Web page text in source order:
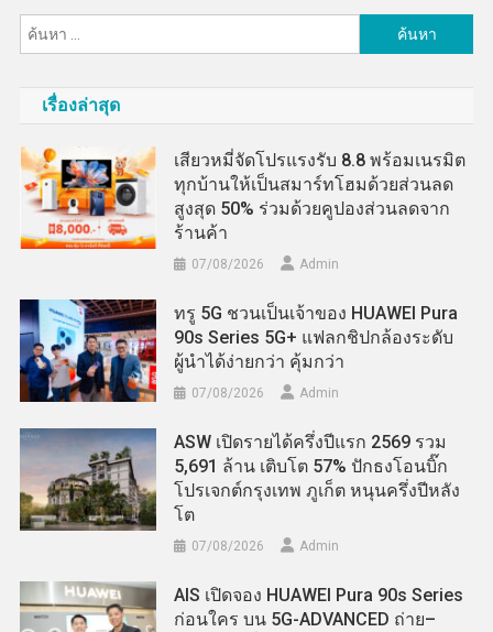
สำหรับ:
เรื่องล่าสุด
เสียวหมี่จัดโปรแรงรับ 8.8 พร้อมเนรมิต
ทุกบ้านให้เป็นสมาร์ทโฮมด้วยส่วนลด
สูงสุด 50% ร่วมด้วยคูปองส่วนลดจาก
ร้านค้า
07/08/2026 Admin
ทรู 5G ชวนเป็นเจ้าของ HUAWEI Pura
90s Series 5G+ แฟลกชิปกล้องระดับ
ผู้นำได้ง่ายกว่า คุ้มกว่า
07/08/2026 Admin
ASW เปิดรายได้ครึ่งปีแรก 2569 รวม
5,691 ล้าน เติบโต 57% ปักธงโอนบิ๊ก
โปรเจกต์กรุงเทพ ภูเก็ต หนุนครึ่งปีหลัง
โต
07/08/2026 Admin
AIS เปิดจอง HUAWEI Pura 90s Series
ก่อนใคร บน 5G-ADVANCED ถ่าย–